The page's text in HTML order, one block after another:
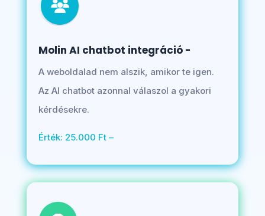
Molin AI chatbot integráció -
A weboldalad nem alszik, amikor te igen.
Az AI chatbot azonnal válaszol a gyakori
kérdésekre.
Érték: 25.000 Ft –